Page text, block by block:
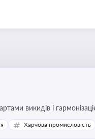
викидів і
Харчова промисловість